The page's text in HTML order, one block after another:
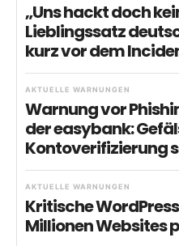
„Uns hackt doch
Lieblingssatz
kurz vor dem
AKTUELLE WARNUNGEN
Warnung vor
der easybank:
Kontoverifizierung
AKTUELLE WARNUNGEN
Kritische
Millionen Websites